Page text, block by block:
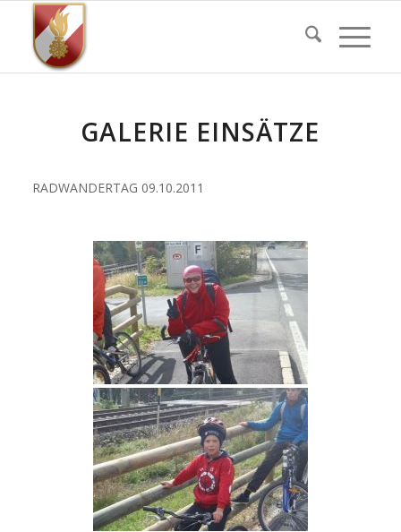
GALERIE EINSÄTZE
RADWANDERTAG 09.10.2011